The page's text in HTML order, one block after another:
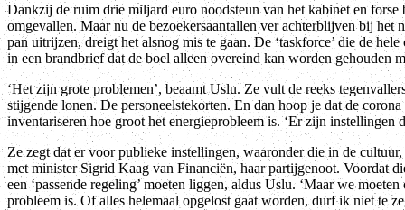
Dankzij de ruim drie miljard euro noodsteun van het kabinet en
omgevallen. Maar nu de bezoekersaantallen ver achterblijven bij het
pan uitrijzen, dreigt het alsnog mis te gaan. De ‘taskforce’ die de
in een brandbrief dat de boel alleen overeind kan worden gehouden
‘Het zijn grote problemen’, beaamt Uslu. Ze vult de reeks
stijgende lonen. De personeelstekorten. En dan hoop je dat de
inventariseren hoe groot het energieprobleem is. ‘Er zijn instellingen
Ze zegt dat er voor publieke instellingen, waaronder die in de
met minister Sigrid Kaag van Financiën, haar partijgenoot. Voordat
een ‘passende regeling’ moeten liggen, aldus Uslu. ‘Maar we
probleem is. Of alles helemaal opgelost gaat worden, durf ik niet te